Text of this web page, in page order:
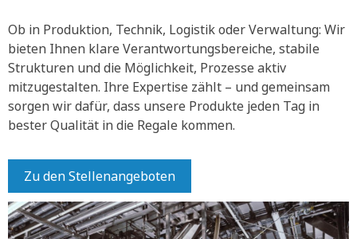
Ob in Produktion, Technik, Logistik oder Verwaltung: Wir
bieten Ihnen klare Verantwortungsbereiche, stabile
Strukturen und die Möglichkeit, Prozesse aktiv
mitzugestalten. Ihre Expertise zählt – und gemeinsam
sorgen wir dafür, dass unsere Produkte jeden Tag in
bester Qualität in die Regale kommen.
Zu den Stellenangeboten